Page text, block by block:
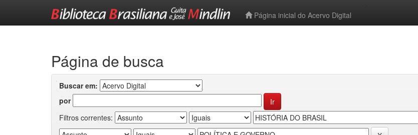
Página inicial do Acervo Digital
Página de busca
Buscar em:
por
Filtros correntes: